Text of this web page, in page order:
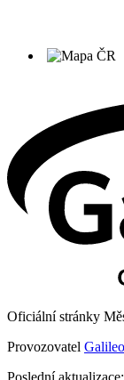
Oficiální stránky
Provozovatel
Poslední